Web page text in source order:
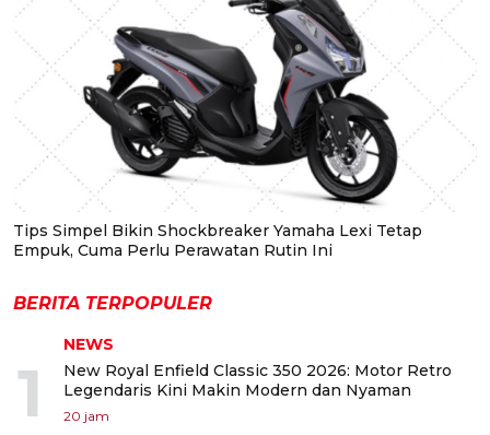
Tips Simpel Bikin Shockbreaker Yamaha Lexi Tetap
Empuk, Cuma Perlu Perawatan Rutin Ini
BERITA TERPOPULER
1
NEWS
New Royal Enfield Classic 350 2026: Motor Retro
Legendaris Kini Makin Modern dan Nyaman
20 jam